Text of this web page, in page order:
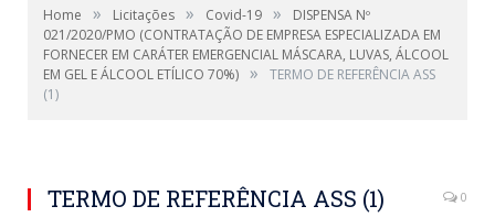
Home » Licitações » Covid-19 »
DISPENSA Nº
021/2020/PMO (CONTRATAÇÃO DE EMPRESA ESPECIALIZADA EM
FORNECER EM CARÁTER EMERGENCIAL MÁSCARA, LUVAS, ÁLCOOL
EM GEL E ÁLCOOL ETÍLICO 70%) »
TERMO DE REFERÊNCIA ASS
(1)
TERMO DE REFERÊNCIA ASS (1) 0